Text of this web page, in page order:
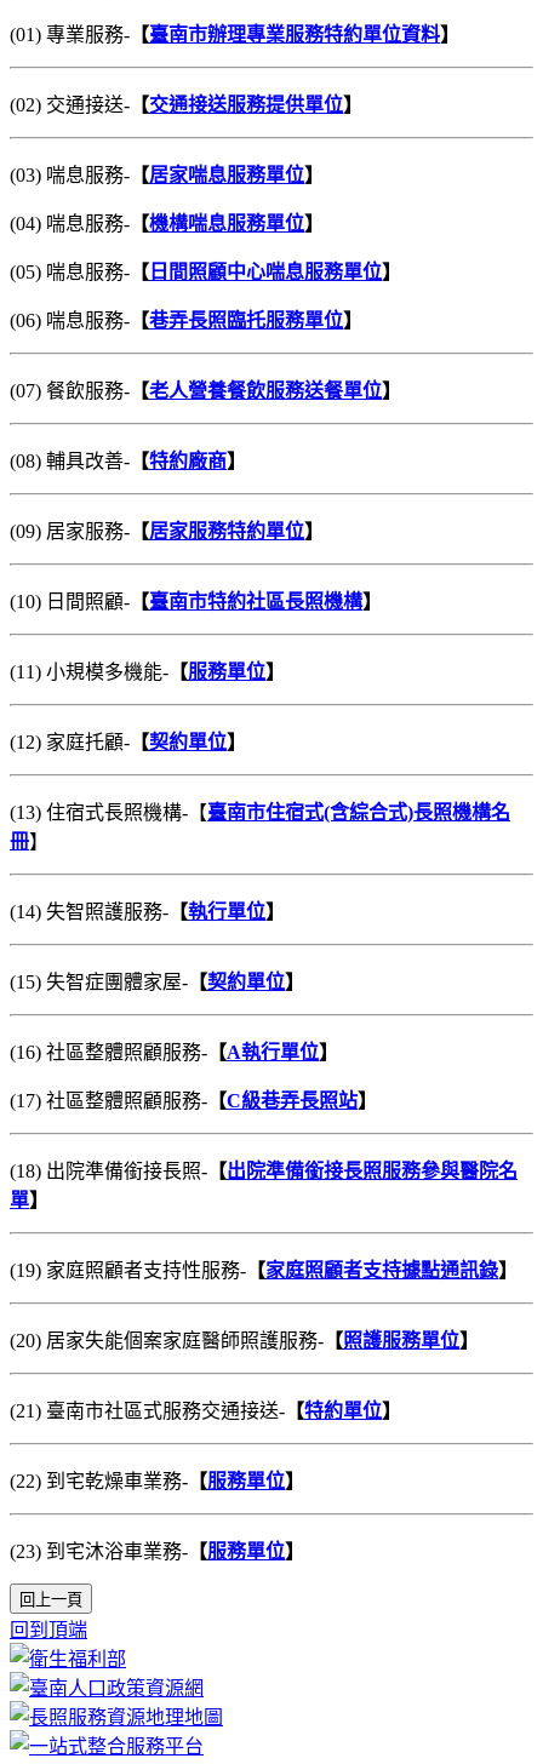
(01) 專業服務- 【臺南市辦理專業服務特約單位資料】
(02) 交通接送- 【交通接送服務提供單位】
(03) 喘息服務- 【居家喘息服務單位】
(04) 喘息服務- 【機構喘息服務單位】
(05) 喘息服務- 【 日間照顧中心喘息服務單位】
(06) 喘息服務- 【巷弄長照臨托服務單位】
(07) 餐飲服務- 【老人營養餐飲服務送餐單位】
(08) 輔具改善- 【特約廠商】
(09) 居家服務- 【居家服務特約單位】
(10) 日間照顧- 【臺南市特約社區長照機構】
(11) 小規模多機能- 【服務單位】
(12) 家庭托顧- 【契約單位】
(13) 住宿式長照機構-【臺南市住宿式(含綜合式)長照機構名
冊】
(14) 失智照護服務- 【執行單位】
(15) 失智症團體家屋- 【契約單位】
(16) 社區整體照顧服務- 【A執行單位】
(17) 社區整體照顧服務- 【C級巷弄長照站】
(18) 出院準備銜接長照- 【出院準備銜接長照服務參與醫院名
單】
(19) 家庭照顧者支持性服務- 【家庭照顧者支持據點通訊錄】
(20) 居家失能個案家庭醫師照護服務- 【照護服務單位】
(21) 臺南市社區式服務交通接送- 【特約單位】
(22) 到宅乾燥車業務- 【服務單位】
(23) 到宅沐浴車業務- 【服務單位】
回上一頁
回到頂端